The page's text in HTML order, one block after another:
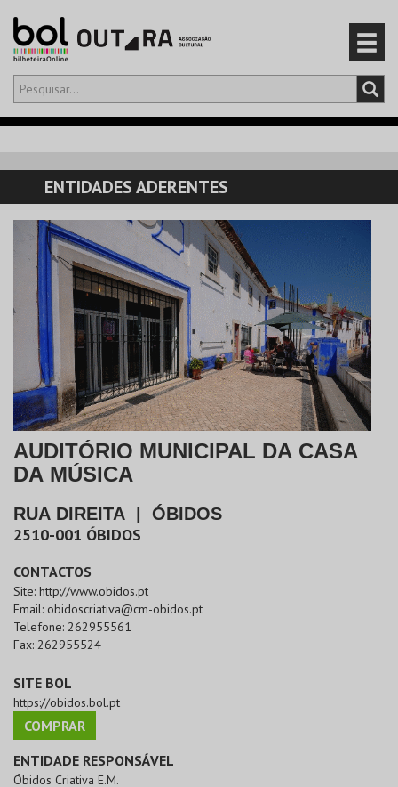
Olá,iniciar sessão
CARRINHO
EVENTOS
CARTÕES
PRODUTOS
ENTIDADES ADERENTES
AUDITÓRIO MUNICIPAL DA CASA
DA MÚSICA
RUA DIREITA ÓBIDOS
2510-001 ÓBIDOS
CONTACTOS
Site: http://www.obidos.pt
Email: obidoscriativa@cm-obidos.pt
Telefone: 262955561
Fax: 262955524
SITE BOL
https://obidos.bol.pt
COMPRAR
ENTIDADE RESPONSÁVEL
Óbidos Criativa E.M.